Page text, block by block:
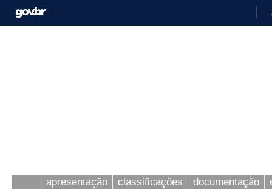
apresentação classificações documentação